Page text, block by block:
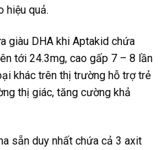
hiệu quả.
giàu DHA khi Aptakid chứa
tới 24.3mg, cao gấp 7 – 8 lần
khác trên thị trường hỗ trợ trẻ
thị giác, tăng cường khả
sẵn duy nhất chứa cả 3 axit